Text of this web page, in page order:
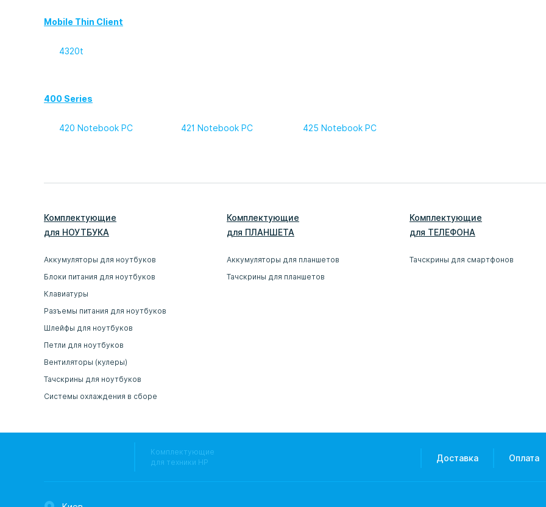
Mobile Thin Client
4320t
400 Series
420 Notebook PC 421 Notebook PC 425 Notebook PC
Комплектующие
для НОУТБУКА
Аккумуляторы для ноутбуков
Блоки питания для ноутбуков
Клавиатуры
Разъемы питания для ноутбуков
Шлейфы для ноутбуков
Петли для ноутбуков
Вентиляторы (кулеры)
Тачскрины для ноутбуков
Системы охлаждения в сборе
Комплектующие
для ПЛАНШЕТА
Аккумуляторы для планшетов
Тачскрины для планшетов
Комплектующие
для ТЕЛЕФОНА
Тачскрины для смартфонов
Комплектующие
для техники HP
Доставка Оплата